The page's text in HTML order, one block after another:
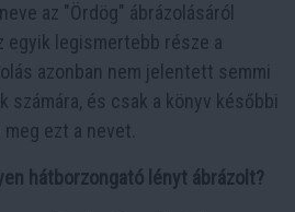
az "Ördög" ábrázolásáról
egyik legismertebb része a
azonban nem jelentett semmi
számára, és csak a könyv későbbi
ezt a nevet.
hátborzongató lényt ábrázolt?